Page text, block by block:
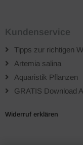
Kundenservice
Tipps zur richtigen
Artemia salina
Aquaristik Pflanzen
GRATIS Download
Widerruf erklären